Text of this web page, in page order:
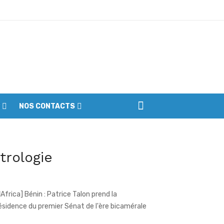
du parc
NOS CONTACTS
07 août 2026
Bénin : Patrice Talon prend la